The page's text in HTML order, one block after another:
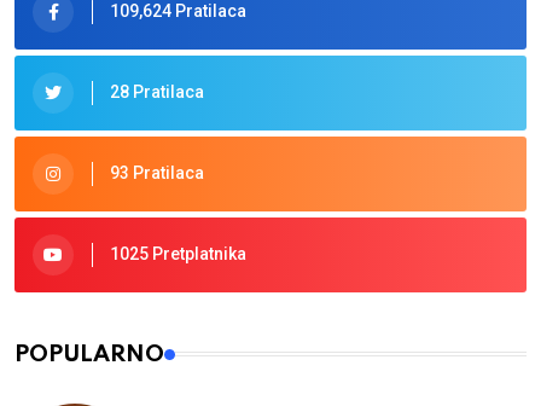
109,624 Pratilaca
28 Pratilaca
93 Pratilaca
1025 Pretplatnika
POPULARNO